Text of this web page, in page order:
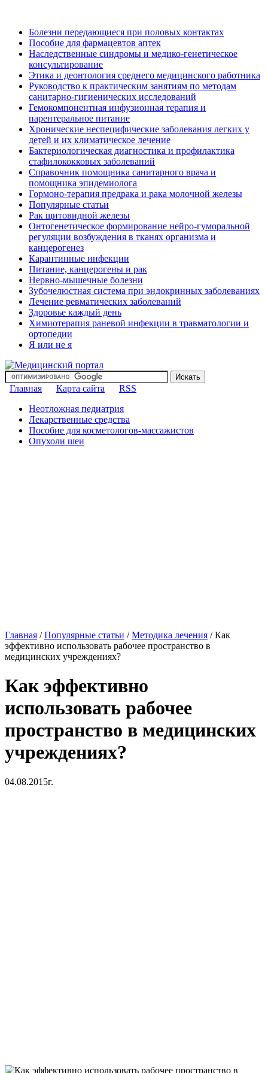
Болезни передающиеся при половых контактах
Пособие для фармацевтов аптек
Наследственные синдромы и медико-генетическое
консультирование
Этика и деонтология среднего медицинского работника
Руководство к практическим занятиям по методам
санитарно-гигиенических исследований
Гемокомпонентная инфузионная терапия и
парентеральное питание
Хронические неспецифические заболевания легких у
детей и их климатическое лечение
Бактериологическая диагностика и профилактика
стафилококковых заболеваний
Справочник помощника санитарного врача и
помощника эпидемиолога
Гормоно-терапия предрака и рака молочной железы
Популярные статьи
Рак щитовидной железы
Онтогенетическое формирование нейро-гуморальной
регуляции возбуждения в тканях организма и
канцерогенез
Карантинные инфекции
Питание, канцерогены и рак
Нервно-мышечные болезни
Зубочелюстная система при эндокринных заболеваниях
Лечение ревматических заболеваний
Здоровье каждый день
Химиотерапия раневой инфекции в травматологии и
ортопедии
Я или не я
Главная Карта сайта
RSS
Неотложная педиатрия
Лекарственные средства
Пособие для косметологов-массажистов
Опухоли шеи
Главная /Популярные статьи /Методика лечения /Как
эффективно использовать рабочее пространство в
медицинских учреждениях?
Как эффективно
использовать рабочее
пространство в медицинских
учреждениях?
04.08.2015г.